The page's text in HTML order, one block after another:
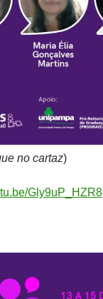
no cartaz)
Gly9uP_HZR8